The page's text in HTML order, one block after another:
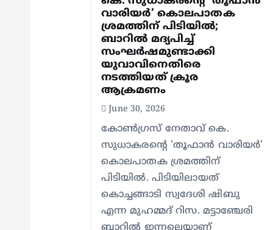
വാരിയർ’ കൊലപാതക
ശ്രമത്തിന് പിടിയിൽ;
ബാറില്‍ മദ്യപിച്ച്
സംഘര്‍ഷമുണ്ടാക്കി
യുവാവിനെതിരെ
നടത്തിയത് ക്രൂര
ആക്രമണം
June 30, 2026
കോൺഗ്രസ് നേതാവ് കെ.
സുധാകരന്റെ ‘തൂഫാൻ വാരിയർ’
കൊലപാതക ശ്രമത്തിന്
പിടിയിൽ. പിടിയിലായത്
കൊച്ചങ്ങാടി സ്വദേശി ഷിബു
എന്ന മുഹമ്മദ് റിസ. മട്ടാഞ്ചേരി
ബാറിൽ ഇന്നലെയാണ്